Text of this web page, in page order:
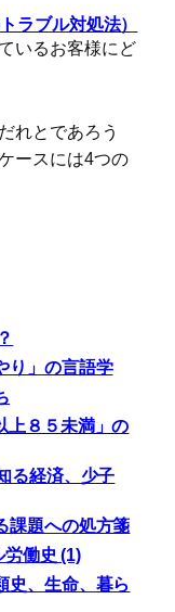
ラブル対処法）
いるお客様にど
れとであろう
ースには4つの
り」の言語学
上８５未満」の
る経済、少子
課題への処方箋
働史 (1)
史、生命、暮ら